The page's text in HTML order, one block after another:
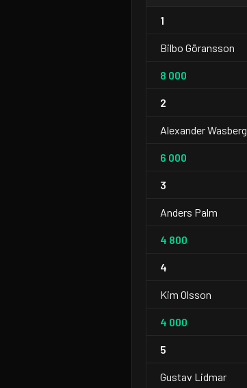
1
Bilbo Göransson
8 000
2
Alexander Wasberg
6 000
3
Anders Palm
4 800
4
Kim Olsson
4 000
5
Gustav Lidmar